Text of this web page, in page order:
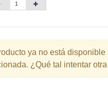
24 27 28 29
31
ya no está disponible
¿Qué tal intentar